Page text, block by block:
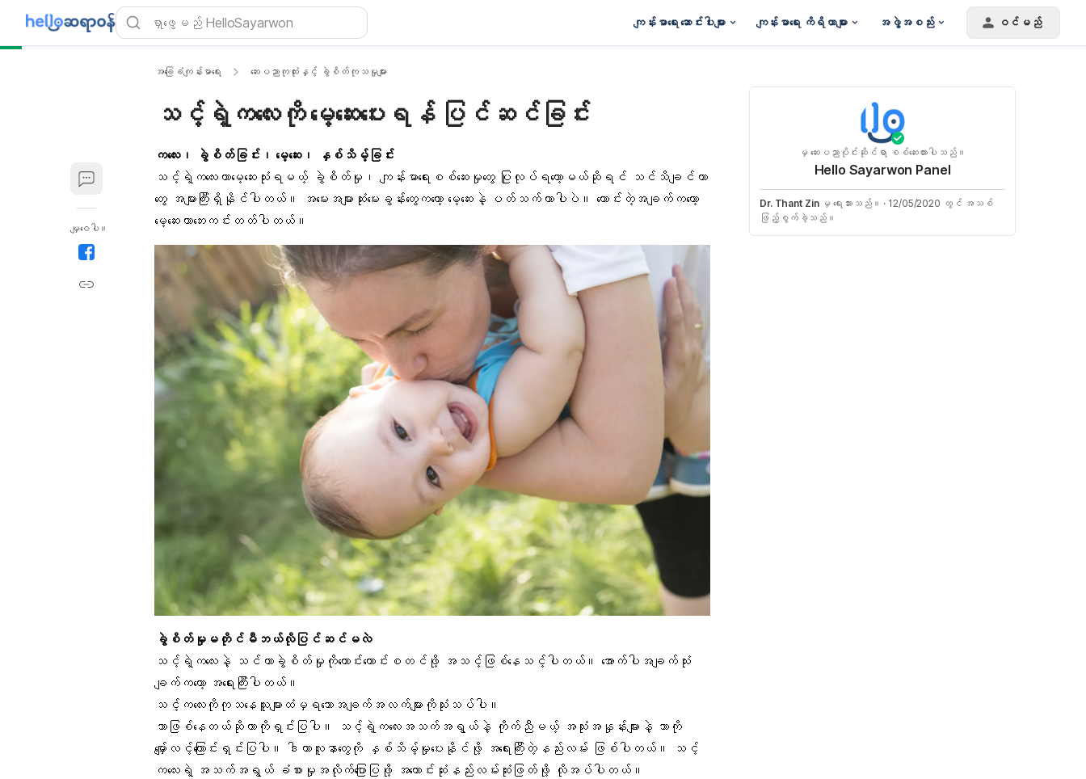
ကျန်းမာရေး ဆောင်းပါးများ ကျန်းမာရေး ကိရိယာများ အဖွဲ့အစည်း ဝင်မည်
မျှဝေပါ။
အခြေခံကျန်းမာရေး ဆေးပညာကုထုံးနှင့် ခွဲစိတ်ကုသမှုများ
သင့်ရဲ့ကလေးကို မေ့ဆေးပေးရန် ပြင်ဆင်ခြင်း
ကလေး၊ ခွဲစိတ်ခြင်း၊ မေ့ဆေး၊ နှစ်သိမ့်ခြင်း
သင့်ရဲ့ကလေးဟာမေ့ဆေးသုံးရမယ့် ခွဲစိတ်မှု၊ ကျန်းမာရေးစစ်ဆေးမှုတွေ ပြုလုပ်ရတော့မယ်ဆိုရင် သင်သိချင်တာ
တွေ အများကြီးရှိနိုင်ပါတယ်။ အမေးအများဆုံးမေးခွန်းတွေကတော့ မေ့ဆေးနဲ့ ပတ်သက်တာပါပဲ။ ကောင်းတဲ့အချက်ကတော့
မေ့ဆေးဟာဘေးကင်းတတ်ပါတယ်။
ခွဲစိတ်မှုမတိုင်မီဘယ်လိုပြင်ဆင်မလဲ
သင့်ရဲ့ကလေးနဲ့ သင်ဟာခွဲစိတ်မှုကိုကောင်းကောင်းစတင်ဖို့ အသင့်ဖြစ်နေသင့်ပါတယ်။ အောက်ပါအချက်သုံး
ချက်ကတော့ အရေးကြီးပါတယ်။
သင့်ကလေးကိုကုသနေသူများထံမှရသောအချက်အလက်များကိုသုံးသပ်ပါ။
ဘာဖြစ်နေတယ်ဆိုတာကိုရှင်းပြပါ။ သင့်ရဲ့ကလေးအသက်အရွယ်နဲ့ ကိုက်ညီမယ့် အသုံးအနှုန်းများနဲ့ ဘာကို
မျှော်လင့်ကြောင်းရှင်းပြပါ။ ဒါဟာလူနာတွေကို နှစ်သိမ့်မှုပေးနိုင်ဖို့ အရေးကြီးတဲ့နည်းလမ်း ဖြစ်ပါတယ်။ သင့်
ကလေးရဲ့ အသက်အရွယ် ခံစားမှုအလိုက်ပြောပြဖို့ အကောင်းဆုံးနည်းလမ်းဆုံးဖြတ်ဖို့ လိုအပ်ပါတယ်။
မှ ဆေးပညာပိုင်းဆိုင်ရာ စစ်ဆေးထားပါသည်။
Hello Sayarwon Panel
Dr. Thant Zinမှ ရေးသားသည်။ · 12/05/2020 တွင် အသစ်
ဖြည့်စွက်ခဲ့သည်။